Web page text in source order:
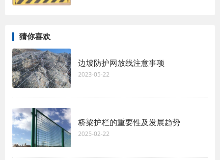
猜你喜欢
边坡防护网放线注意事项
2023-05-22
桥梁护栏的重要性及发展趋势
2025-02-22